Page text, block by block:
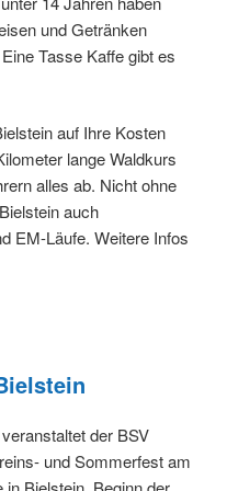
und Getränken
Tasse Kaffe gibt es
auf Ihre Kosten
lange Waldkurs
alles ab. Nicht ohne
auch
EM-Läufe. Weitere Infos
der BSV
und Sommerfest am